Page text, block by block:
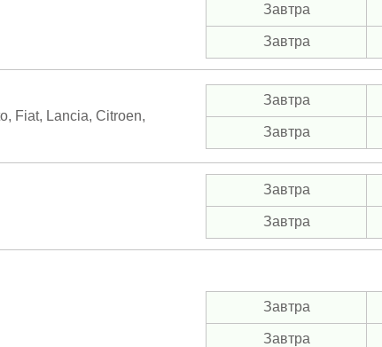
Завтра
Завтра
Fiat, Lancia, Citroen,
Завтра
Завтра
Завтра
Завтра
Завтра
Завтра